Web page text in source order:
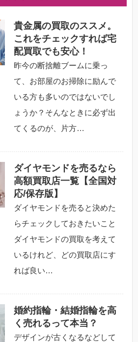
貴金属の買取のススメ。
これをチェックすれば宅
配買取でも安心！
昨今の断捨離ブームに乗っ
て、お部屋のお掃除に励んで
いる方も多いのではないでし
ょうか？そんなときに必ず出
てくるのが、片方…
ダイヤモンドを売るなら
高額買取店一覧【全国対
応/保存版】
ダイヤモンドを売ると決めた
らチェックしておきたいこと
ダイヤモンドの買取を考えて
いるけれど、どの買取店にす
れば良い…
婚約指輪・結婚指輪を高
く売れるって本当？
デザインが古くなるなどして